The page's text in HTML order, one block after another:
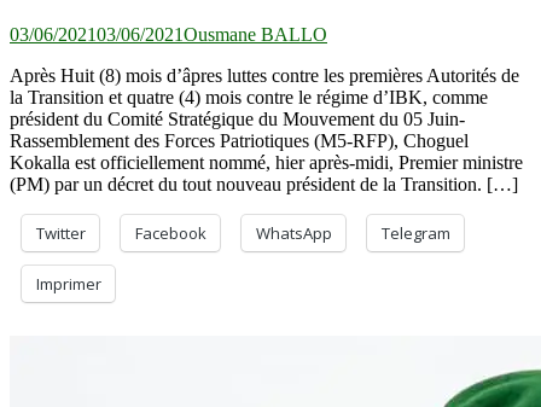
03/06/202103/06/2021Ousmane BALLO
Après Huit (8) mois d’âpres luttes contre les premières Autorités de
la Transition et quatre (4) mois contre le régime d’IBK, comme
président du Comité Stratégique du Mouvement du 05 Juin-
Rassemblement des Forces Patriotiques (M5-RFP), Choguel
Kokalla est officiellement nommé, hier après-midi, Premier ministre
(PM) par un décret du tout nouveau président de la Transition. […]
Twitter Facebook WhatsApp Telegram
Imprimer